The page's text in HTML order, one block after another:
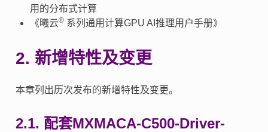
用的分布式计算
《曦云®系列通用计算GPU AI推理用户手册》
2. 新增特性及变更
本章列出历次发布的新增特性及变更。
2.1. 配套MXMACA-C500-Driver-